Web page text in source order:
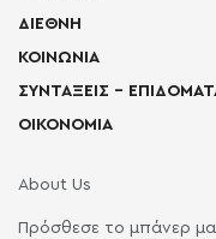
ΔΙΕΘΝΗ
ΚΟΙΝΩΝΙΑ
ΣΥΝΤΑΞΕΙΣ –
ΟΙΚΟΝΟΜΙΑ
About Us
Πρόσθεσε το μπάνερ